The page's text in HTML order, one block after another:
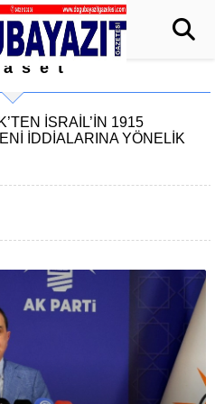
İSRAIL’IN 1915
IDDIALARINA YÖNELIK